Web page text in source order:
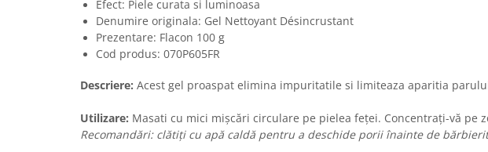
Efect: Piele curata si luminoasa
Denumire originala: Gel Nettoyant Désincrustant
Prezentare: Flacon 100 g
Cod produs: 070P605FR
Descriere: Acest gel proaspat elimina impuritatile si limiteaza aparitia
Utilizare: Masati cu mici mișcări circulare pe pielea feței. Concentrați-vă pe
Recomandări: clătiți cu apă caldă pentru a deschide porii înainte de